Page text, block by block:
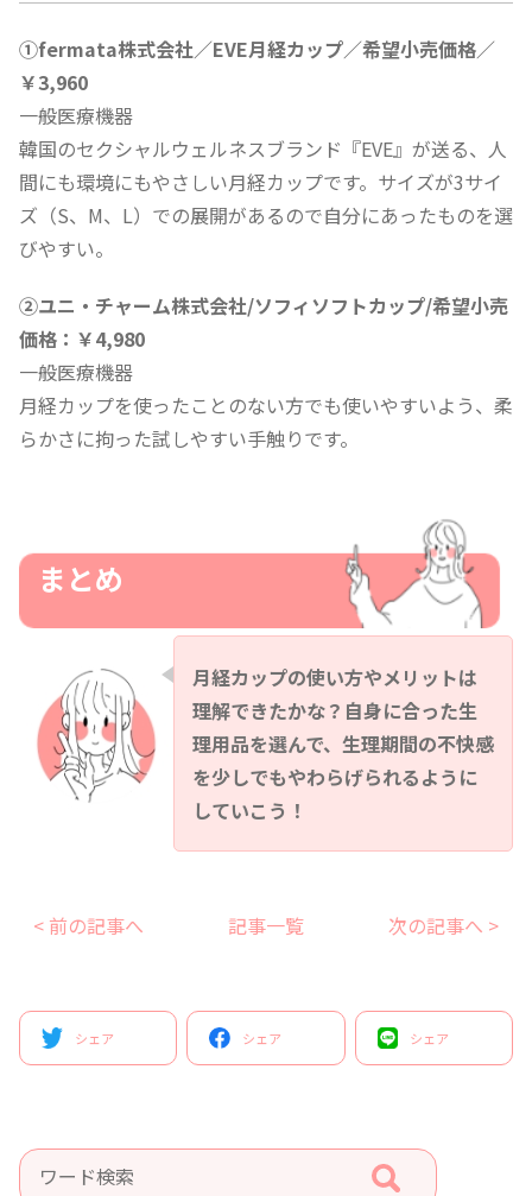
①fermata株式会社／EVE月経カップ／希望小売価格／
￥3,960
一般医療機器
韓国のセクシャルウェルネスブランド『EVE』が送る、人
間にも環境にもやさしい月経カップです。サイズが3サイ
ズ（S、M、L）での展開があるので自分にあったものを選
びやすい。
②ユニ・チャーム株式会社/ソフィソフトカップ/希望小売
価格：￥4,980
一般医療機器
月経カップを使ったことのない方でも使いやすいよう、柔
らかさに拘った試しやすい手触りです。
まとめ
月経カップの使い方やメリットは
理解できたかな？自身に合った生
理用品を選んで、生理期間の不快感
を少しでもやわらげられるように
していこう！
< 前の記事へ 記事一覧 次の記事へ >
シェア シェア シェア